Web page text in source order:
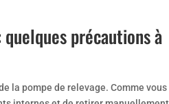
précautions à
la pompe de relevage. Comme vous